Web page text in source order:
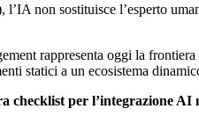
non sostituisce l’esperto
rappresenta oggi la
statici a un ecosistema
per l’integrazione AI